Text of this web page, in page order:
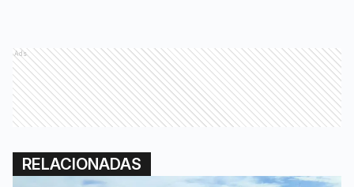
Ads
RELACIONADAS